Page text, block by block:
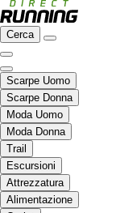
Cerca
Scarpe Uomo
Scarpe Donna
Moda Uomo
Moda Donna
Trail
Escursioni
Attrezzatura
Alimentazione